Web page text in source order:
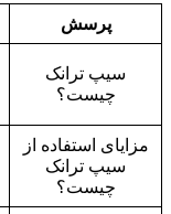
پرسش
سیپ ترانک
چیست؟
مزایای استفاده از
سیپ ترانک
چیست؟